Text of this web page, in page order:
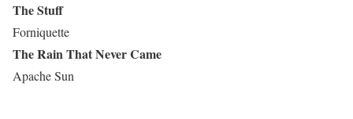
The Stuff
Forniquette
The Rain That Never Came
Apache Sun